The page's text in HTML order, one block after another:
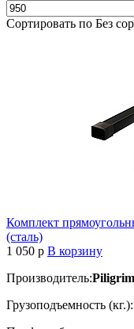
Сортировать по Без
Комплект
(сталь)
1 050 p В корзину
Производитель:
Грузоподъемность (кг.):